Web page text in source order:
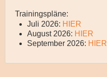
Trainingspläne:
Juli 2026: HIER
August 2026: HIER
September 2026: HIER